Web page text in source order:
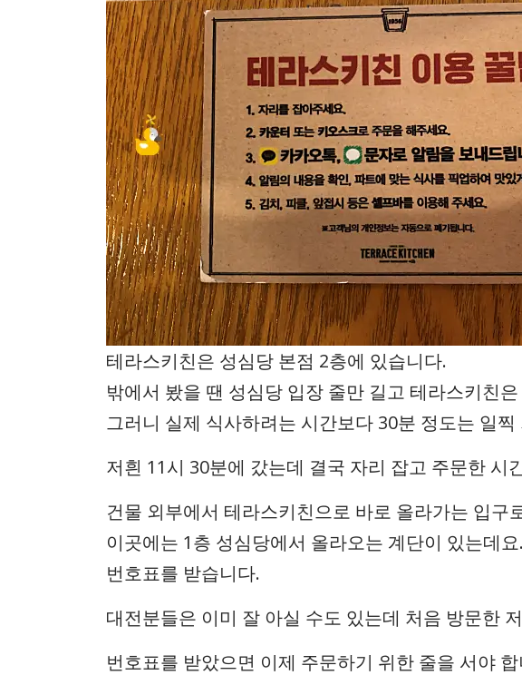
테라스키친은 성심당 본점 2층에 있습니다.
밖에서 봤을 땐 성심당 입장 줄만 길고 테라스키친
그러니 실제 식사하려는 시간보다 30분 정도는 일찍
저흰 11시 30분에 갔는데 결국 자리 잡고 주문한 시
건물 외부에서 테라스키친으로 바로 올라가는 입
이곳에는 1층 성심당에서 올라오는 계단이 있는데
번호표를 받습니다.
대전분들은 이미 잘 아실 수도 있는데 처음 방문한
번호표를 받았으면 이제 주문하기 위한 줄을 서야